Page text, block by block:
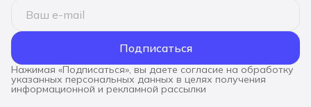
Подписаться
Нажимая «Подписаться», вы даете согласие на обработку
указанных персональных данных в целях получения
информационной и рекламной рассылки